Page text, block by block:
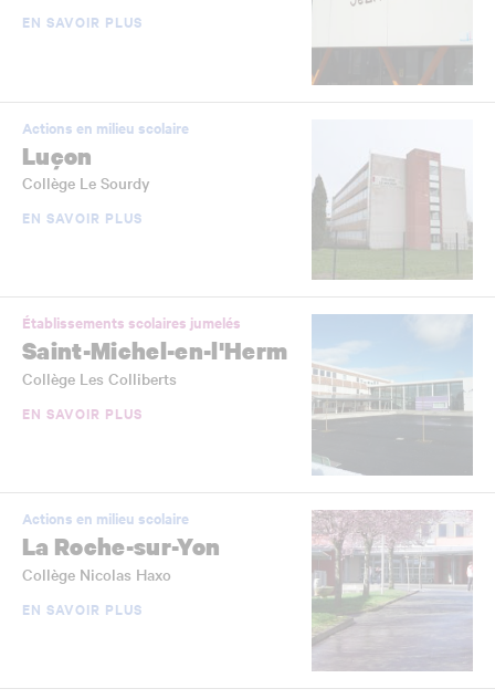
EN SAVOIR PLUS
Actions en milieu scolaire
Luçon
Collège Le Sourdy
EN SAVOIR PLUS
Établissements scolaires jumelés
Saint-Michel-en-l'Herm
Collège Les Colliberts
EN SAVOIR PLUS
Actions en milieu scolaire
La Roche-sur-Yon
Collège Nicolas Haxo
EN SAVOIR PLUS